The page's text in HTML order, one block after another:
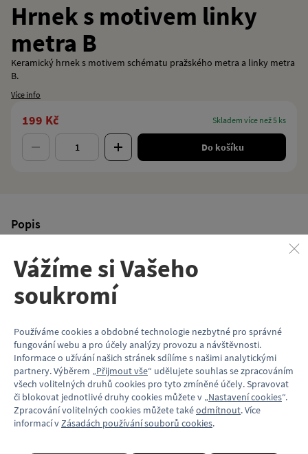
Hrnek s motivem linky
metra B
Keramický hrnek s motivem schématu pražského metra a linky metra
B.
Více info
199 Kč skladem více než 5 ks
Do košíku
Popis
technologií. Vyznačuje se vysokou stálostí a odolností barev.
Je absolutně zdravotně i ekologicky nezávadný. Je dodáván
v papírové krabičce s okénkem.
Barva hrnku: bílá s potiskem
Velikost potisku: cca 170×85 mm
Objem: 330 ml
Balení: papírová krabička
Hrnek je vhodný k mytí v myčce.
Vlastnosti
Vážíme si Vašeho
soukromí
Používáme cookies a obdobné technologie nezbytné pro správné
fungování webu a pro účely analýzy provozu a návštěvnosti.
Informace o užívání našich stránek sdílíme s našimi analytickými
partnery. Výběrem „Přijmout vše“ udělujete souhlas se zpracováním
všech volitelných druhů cookies pro tyto zmíněné účely. Spravovat
či blokovat jednotlivé druhy cookies můžete v „Nastavení cookies“.
Zpracování volitelných cookies můžete takéodmítnout. Více
informací vZásadách používání souborů cookies.